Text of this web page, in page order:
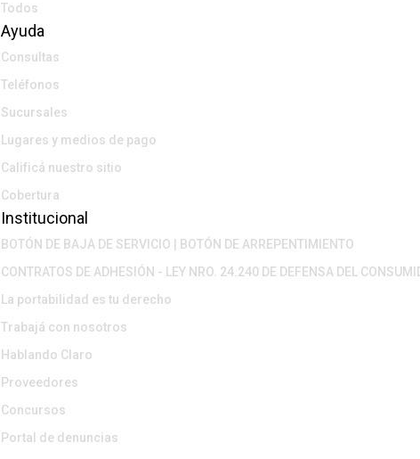
Todos
Ayuda
Consultas
Teléfonos
Sucursales
Lugares y medios de pago
Calificá nuestro sitio
Cobertura
Institucional
BOTÓN DE BAJA DE SERVICIO | BOTÓN DE ARREPENTIMIENTO
CONTRATOS DE ADHESIÓN - LEY NRO. 24.240 DE DEFENSA DEL
La portabilidad es tu derecho
Trabajá con nosotros
Hablando Claro
Proveedores
Concursos
Portal de denuncias